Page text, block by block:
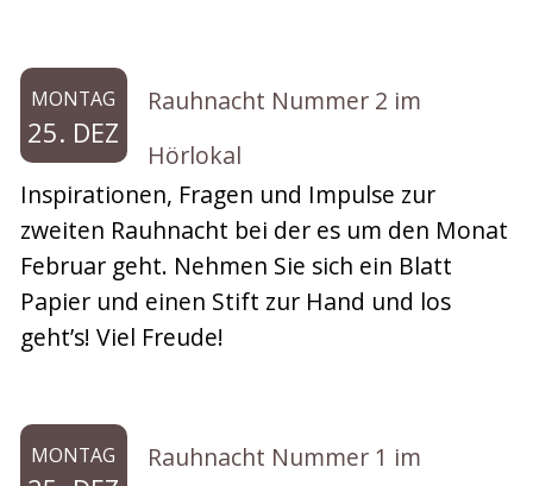
MONTAG
25. DEZ
Rauhnacht Nummer 2 im
Hörlokal
Inspirationen, Fragen und Impulse zur
zweiten Rauhnacht bei der es um den Monat
Februar geht. Nehmen Sie sich ein Blatt
Papier und einen Stift zur Hand und los
geht’s! Viel Freude!
MONTAG
Rauhnacht Nummer 1 im